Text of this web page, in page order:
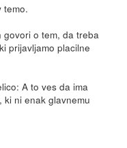
temo.
o tem, da treba
prijavljamo placilne
A to ves da ima
ki ni enak glavnemu